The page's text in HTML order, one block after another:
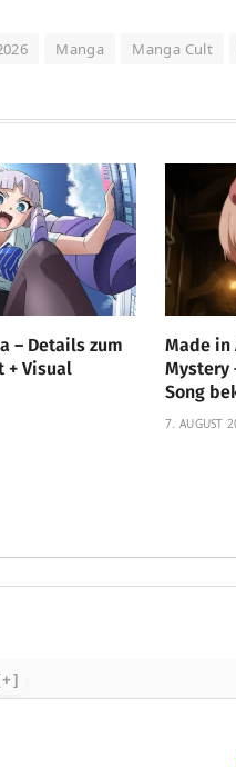
Manga Manga Cult
– Details zum
+ Visual
Made in
Mystery
Song
7. AUGUST